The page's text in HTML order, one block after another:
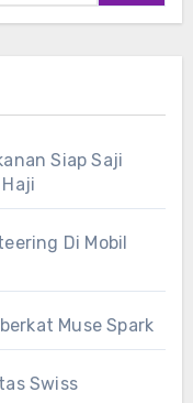
Siap Saji
Di Mobil
Muse Spark
Swiss